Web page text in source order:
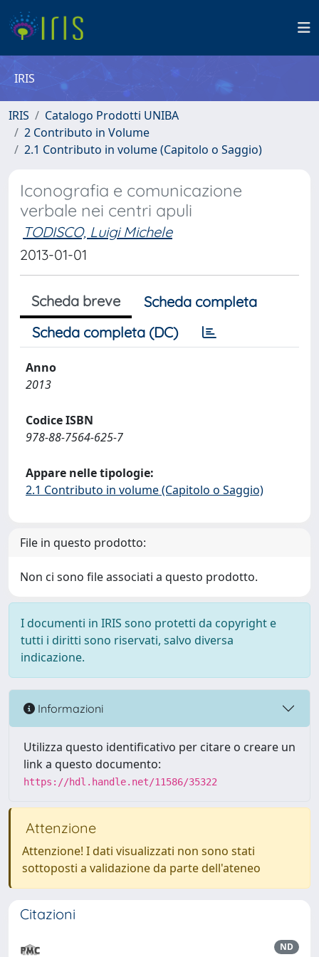
IRIS
IRIS
Catalogo Prodotti UNIBA
2 Contributo in Volume
2.1 Contributo in volume (Capitolo o Saggio)
Iconografia e comunicazione
verbale nei centri apuli
TODISCO, Luigi Michele
2013-01-01
Scheda breve
Scheda completa
Scheda completa (DC)
Anno
2013
Codice ISBN
978-88-7564-625-7
Appare nelle tipologie:
2.1 Contributo in volume (Capitolo o Saggio)
File in questo prodotto:
Non ci sono file associati a questo prodotto.
I documenti in IRIS sono protetti da copyright e
tutti i diritti sono riservati, salvo diversa
indicazione.
Informazioni
Utilizza questo identificativo per citare o creare un
link a questo documento:
https://hdl.handle.net/11586/35322
Attenzione
Attenzione! I dati visualizzati non sono stati
sottoposti a validazione da parte dell'ateneo
Citazioni
ND